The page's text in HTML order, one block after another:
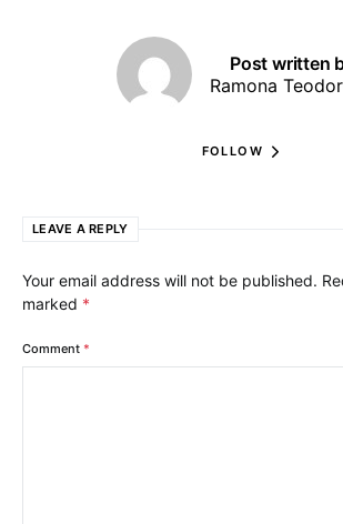
Post written
Ramona
FOLLOW
LEAVE A REPLY
Your email address will not be published.
marked *
Comment *